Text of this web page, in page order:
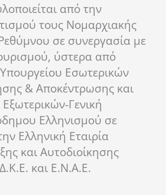
από την
τους Νομαρχιακής
σε συνεργασία με
ύστερα από
Εσωτερικών
& Αποκέντρωσης και
Γενική
Ελληνισμού σε
Ελληνική Εταιρία
και Αυτοδιοίκησης
και Ε.Ν.Α.Ε.